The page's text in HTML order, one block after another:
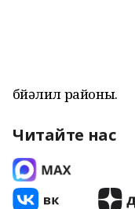
Әбйәлил районы.
Читайте нас